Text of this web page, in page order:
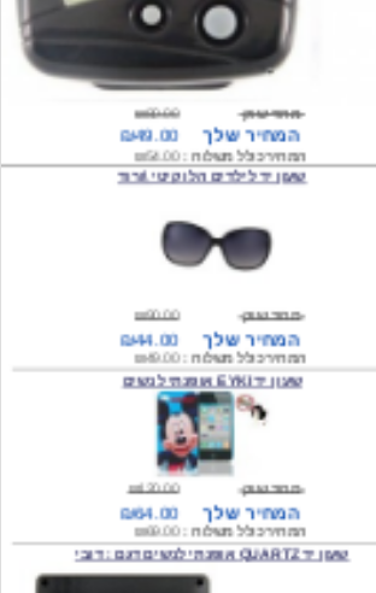
₪80.00 מחיר שוק
₪49.00 המחיר שלך
₪54.00 המחיר כולל משלוח :
שעון יד לילדים הלו קיטי \ורוד
₪90.00 מחיר שוק
₪49.00 המחיר כולל משלוח :
שעון יד EYKI אופנתי לנשים
₪120.00
₪64.00 המחיר שלך
₪69.00 המחיר כולל משלוח :
שעון יד QUARTZ אופנתי לנשים דגם : דובי